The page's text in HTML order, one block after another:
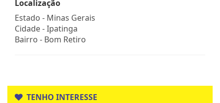
Localização
Estado - Minas Gerais
Cidade -Ipatinga
Bairro - Bom Retiro
TENHO INTERESSE